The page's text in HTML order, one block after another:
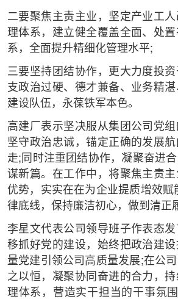
二要聚焦主责主业，坚定产业工
理体系，建立健全覆盖全面、处
系，全面提升精细化管理水平;
三要坚持团结协作，更大力度投
支政治过硬、德才兼备、业务精
建设队伍，永葆铁军本色。
高建厂表示坚决服从集团公司党
坚守政治忠诚，锚定正确的发展
走;同时注重团结协作，凝聚奋进
谋新篇。在工作中，将聚焦主责
优势，实实在在为企业提质增效赋
律底线，保持廉洁初心，做到清正
李星文代表公司领导班子作表态
移抓好党的建设，始终把政治建
量党建引领公司高质量发展;在公
之以恒，凝聚协同奋进的合力，
理体系，营造实干担当的干事氛